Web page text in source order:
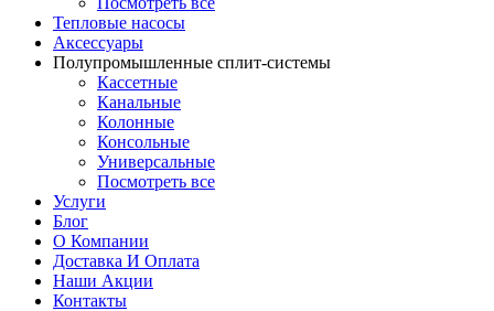
Тепловые насосы
Аксессуары
Полупромышленные сплит-системы
Кассетные
Канальные
Колонные
Консольные
Универсальные
Посмотреть все
Услуги
Блог
О Компании
Доставка И Оплата
Наши Акции
Контакты